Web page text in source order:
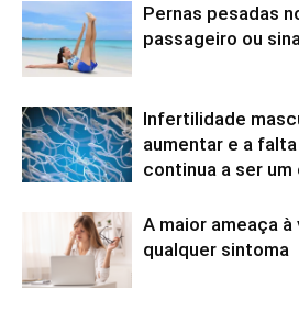
Pernas pesadas
passageiro ou
Infertilidade
aumentar e a
continua a ser
A maior ameaça
qualquer sintoma